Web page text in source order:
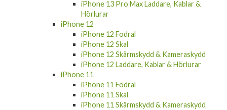
iPhone 13 Pro Max Laddare, Kablar &
Hörlurar
iPhone 12
iPhone 12 Fodral
iPhone 12 Skal
iPhone 12 Skärmskydd & Kameraskydd
iPhone 12 Laddare, Kablar & Hörlurar
iPhone 11
iPhone 11 Fodral
iPhone 11 Skal
iPhone 11 Skärmskydd & Kameraskydd